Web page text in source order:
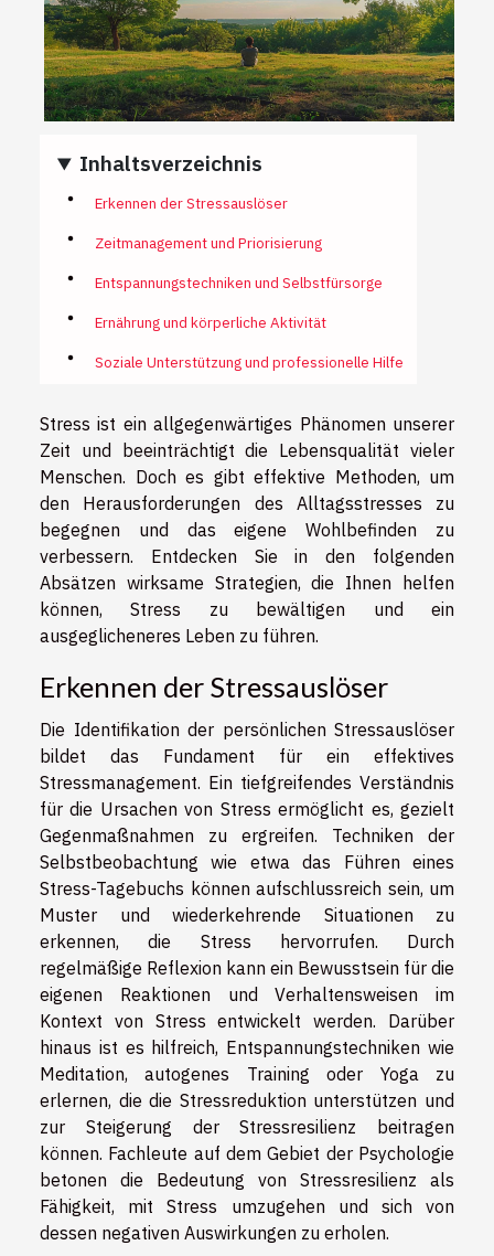
Inhaltsverzeichnis
Erkennen der Stressauslöser
Zeitmanagement und Priorisierung
Entspannungstechniken und Selbstfürsorge
Ernährung und körperliche Aktivität
Soziale Unterstützung und professionelle Hilfe
Stress ist ein allgegenwärtiges Phänomen unserer
Zeit und beeinträchtigt die Lebensqualität vieler
Menschen. Doch es gibt effektive Methoden, um
den Herausforderungen des Alltagsstresses zu
begegnen und das eigene Wohlbefinden zu
verbessern. Entdecken Sie in den folgenden
Absätzen wirksame Strategien, die Ihnen helfen
können, Stress zu bewältigen und ein
ausgeglicheneres Leben zu führen.
Erkennen der Stressauslöser
Die Identifikation der persönlichen Stressauslöser
bildet das Fundament für ein effektives
Stressmanagement. Ein tiefgreifendes Verständnis
für die Ursachen von Stress ermöglicht es, gezielt
Gegenmaßnahmen zu ergreifen. Techniken der
Selbstbeobachtung wie etwa das Führen eines
Stress-Tagebuchs können aufschlussreich sein, um
Muster und wiederkehrende Situationen zu
erkennen, die Stress hervorrufen. Durch
regelmäßige Reflexion kann ein Bewusstsein für die
eigenen Reaktionen und Verhaltensweisen im
Kontext von Stress entwickelt werden. Darüber
hinaus ist es hilfreich, Entspannungstechniken wie
Meditation, autogenes Training oder Yoga zu
erlernen, die die Stressreduktion unterstützen und
zur Steigerung der Stressresilienz beitragen
können. Fachleute auf dem Gebiet der Psychologie
betonen die Bedeutung von Stressresilienz als
Fähigkeit, mit Stress umzugehen und sich von
dessen negativen Auswirkungen zu erholen.